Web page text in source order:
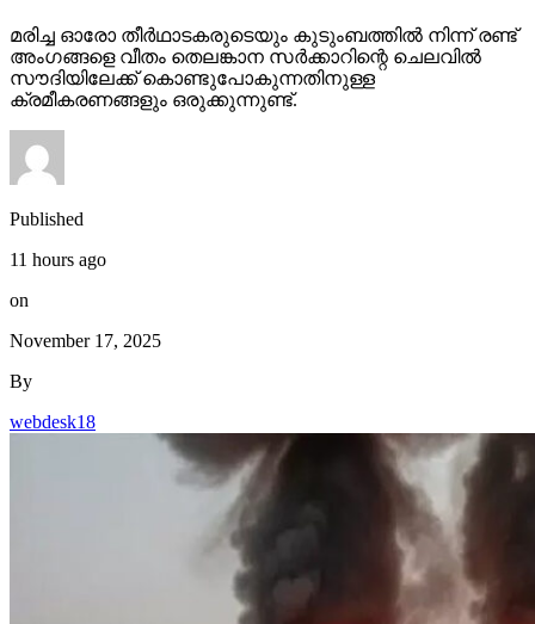
മരിച്ച ഓരോ തീര്‍ഥാടകരുടെയും കുടുംബത്തില്‍ നിന്ന് രണ്ട്
അംഗങ്ങളെ വീതം തെലങ്കാന സര്‍ക്കാറിന്റെ ചെലവില്‍
സൗദിയിലേക്ക് കൊണ്ടുപോകുന്നതിനുള്ള
ക്രമീകരണങ്ങളും ഒരുക്കുന്നുണ്ട്.
Published
11 hours ago
on
November 17, 2025
By
webdesk18